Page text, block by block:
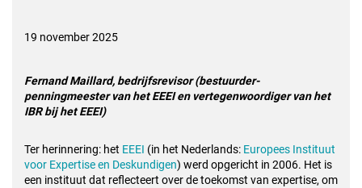
19 november 2025
Fernand Maillard, bedrijfsrevisor (bestuurder-
penningmeester van het EEEI en vertegenwoordiger van het
IBR bij het EEEI)
Ter herinnering: het EEEI (in het Nederlands: Europees Instituut
voor Expertise en Deskundigen) werd opgericht in 2006. Het is
een instituut dat reflecteert over de toekomst van expertise, om